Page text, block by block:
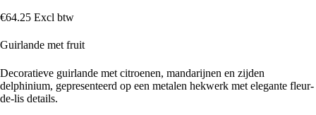
€64.25 Excl btw
Guirlande met fruit
Decoratieve guirlande met citroenen, mandarijnen en zijden
delphinium, gepresenteerd op een metalen hekwerk met elegante fleur-
de-lis details.